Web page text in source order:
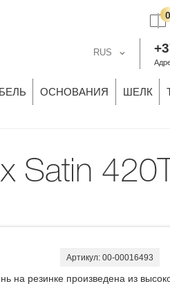
0
RUS
ОСНОВАНИЯ ШЕЛК
Артикул: 00-00016493
на резинке произведена из